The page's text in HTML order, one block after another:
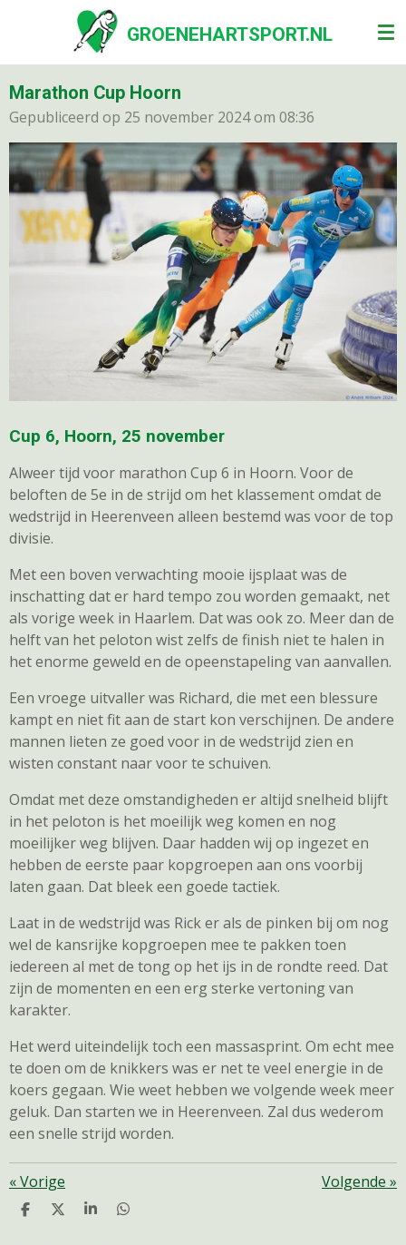
naar
de
GROENEHARTSPORT.NL
Marathon Cup Hoorn
Gepubliceerd op 25 november 2024 om 08:36
Cup 6, Hoorn, 25 november
Alweer tijd voor marathon Cup 6 in Hoorn. Voor de
beloften de 5e in de strijd om het klassement omdat de
wedstrijd in Heerenveen alleen bestemd was voor de top
divisie.
Met een boven verwachting mooie ijsplaat was de
inschatting dat er hard tempo zou worden gemaakt, net
als vorige week in Haarlem. Dat was ook zo. Meer dan de
helft van het peloton wist zelfs de finish niet te halen in
het enorme geweld en de opeenstapeling van aanvallen.
Een vroege uitvaller was Richard, die met een blessure
kampt en niet fit aan de start kon verschijnen. De andere
mannen lieten ze goed voor in de wedstrijd zien en
wisten constant naar voor te schuiven.
Omdat met deze omstandigheden er altijd snelheid blijft
in het peloton is het moeilijk weg komen en nog
moeilijker weg blijven. Daar hadden wij op ingezet en
hebben de eerste paar kopgroepen aan ons voorbij
laten gaan. Dat bleek een goede tactiek.
Laat in de wedstrijd was Rick er als de pinken bij om nog
wel de kansrijke kopgroepen mee te pakken toen
iedereen al met de tong op het ijs in de rondte reed. Dat
zijn de momenten en een erg sterke vertoning van
karakter.
Het werd uiteindelijk toch een massasprint. Om echt mee
te doen om de knikkers was er net te veel energie in de
koers gegaan. Wie weet hebben we volgende week meer
geluk. Dan starten we in Heerenveen. Zal dus wederom
een snelle strijd worden.
«Vorige Volgende »
D
D
S
D